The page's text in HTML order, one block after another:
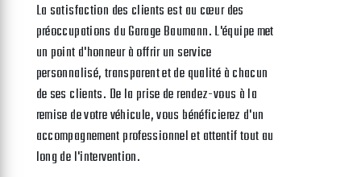
La satisfaction des clients est au cœur des
préoccupations du Garage Baumann. L'équipe met
un point d'honneur à offrir un service
personnalisé, transparent et de qualité à chacun
de ses clients. De la prise de rendez-vous à la
remise de votre véhicule, vous bénéficierez d'un
accompagnement professionnel et attentif tout au
long de l'intervention.